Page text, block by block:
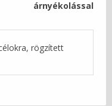
árnyékolással
rögzített